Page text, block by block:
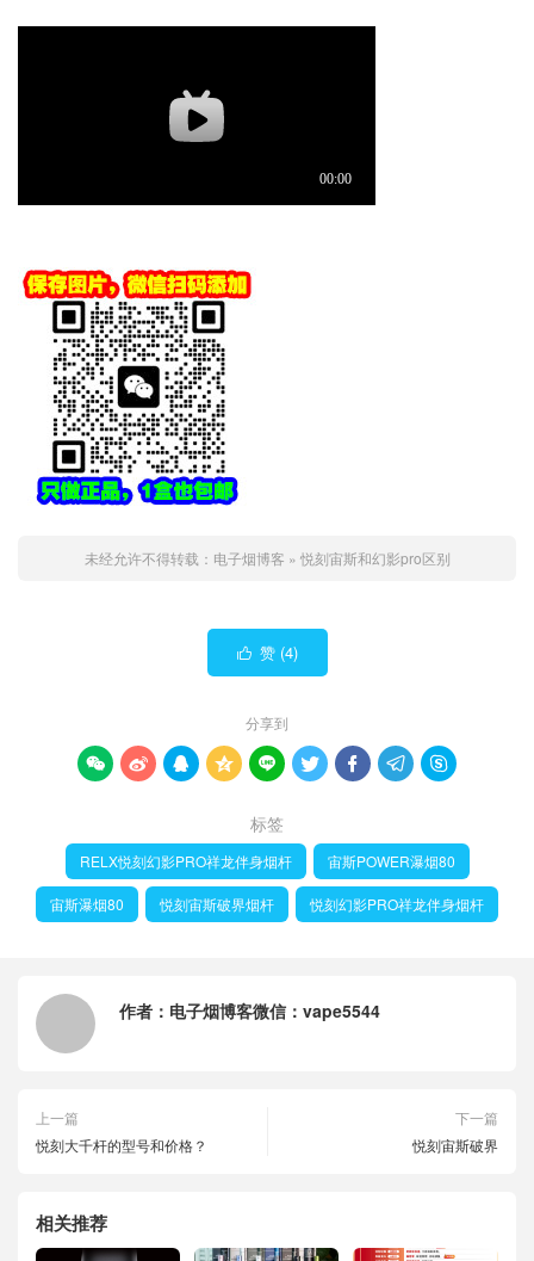
未经允许不得转载： 电子烟博客 » 悦刻宙斯和幻影pro区别
 赞 (4)
分享到
        
标签
RELX悦刻幻影PRO祥龙伴身烟杆 宙斯POWER瀑烟80
宙斯瀑烟80 悦刻宙斯破界烟杆 悦刻幻影PRO祥龙伴身烟杆
作者： 电子烟博客微信：vape5544
上一篇
悦刻大千杆的型号和价格？
下一篇
悦刻宙斯破界
相关推荐